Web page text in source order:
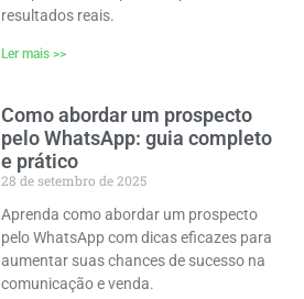
resultados reais.
Ler mais >>
Como abordar um prospecto
pelo WhatsApp: guia completo
e prático
28 de setembro de 2025
Aprenda como abordar um prospecto
pelo WhatsApp com dicas eficazes para
aumentar suas chances de sucesso na
comunicação e venda.